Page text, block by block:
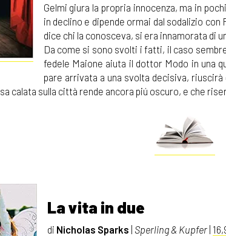
Gelmi giura la propria innocenza, ma in
in declino e dipende ormai dal sodalizio
dice chi la conosceva, si era innamorata di
Da come si sono svolti i fatti, il caso
fedele Maione aiuta il dottor Modo in una
pare arrivata a una svolta decisiva, riuscirà
calata sulla città rende ancora piú oscuro, e che
La vita in due
di Nicholas Sparks | Sperling & Kupfer|